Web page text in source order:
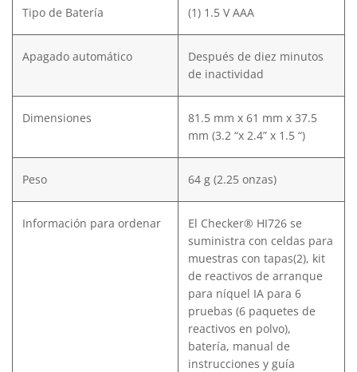
Tipo de Batería (1) 1.5 V AAA
Apagado automático
Después de diez minutos
de inactividad
Dimensiones
81.5 mm x 61 mm x 37.5
mm (3.2 “x 2.4” x 1.5 “)
Peso 64 g (2.25 onzas)
Información para ordenar
El Checker® HI726 se
suministra con celdas para
muestras con tapas(2), kit
de reactivos de arranque
para níquel IA para 6
pruebas (6 paquetes de
reactivos en polvo),
batería, manual de
instrucciones y guía